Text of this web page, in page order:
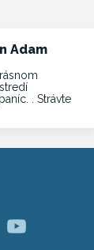
Adam
. Strávte